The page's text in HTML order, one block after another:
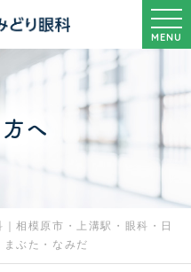
MENU
へ
相模原市・上溝駅・眼科・日
ぶた・なみだ